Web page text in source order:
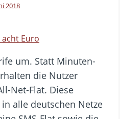
2018
Euro
um. Statt Minuten-
die Nutzer
Net-Flat. Diese
alle deutschen Netze